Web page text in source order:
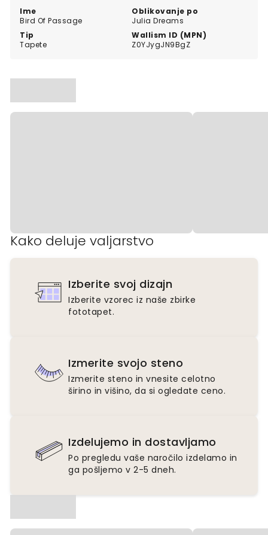
Ime
Bird Of Passage
Oblikovanje po
Julia Dreams
Tip
Tapete
Wallism ID (MPN)
Z0YJygJN9BgZ
Kako deluje valjarstvo
Izberite svoj dizajn
Izberite vzorec iz naše zbirke
fototapet.
Izmerite svojo steno
Izmerite steno in vnesite celotno
širino in višino, da si ogledate ceno.
Izdelujemo in dostavljamo
Po pregledu vaše naročilo izdelamo in
ga pošljemo v 2-5 dneh.